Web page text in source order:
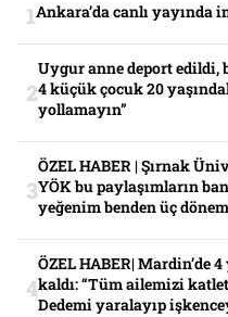
Ankara’da canlı yayında
Uygur anne deport edildi,
4 küçük çocuk 20
yollamayın”
ÖZEL HABER | Şırnak
YÖK bu paylaşımların
yeğenim benden üç
ÖZEL HABER| Mardin’de
kaldı: “Tüm ailemizi
Dedemi yaralayıp